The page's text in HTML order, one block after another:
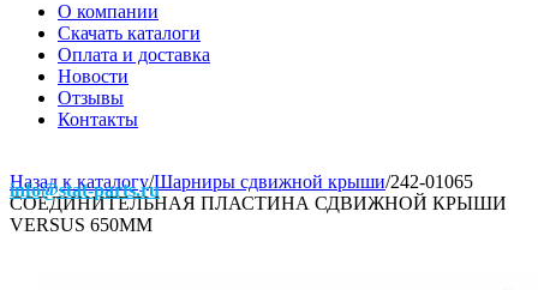
О компании
Скачать каталоги
Оплата и доставка
Новости
Отзывы
Контакты
info@stat-parts.ru
Назад к каталогу/Шарниры сдвижной крыши/242-01065
СОЕДИНИТЕЛЬНАЯ ПЛАСТИНА СДВИЖНОЙ КРЫШИ
VERSUS 650MM